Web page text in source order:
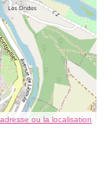
ou la localisation